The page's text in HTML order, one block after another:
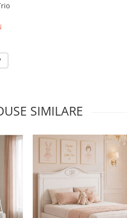
SIMILARE